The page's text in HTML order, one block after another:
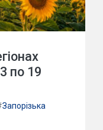
по 19
Запорізька